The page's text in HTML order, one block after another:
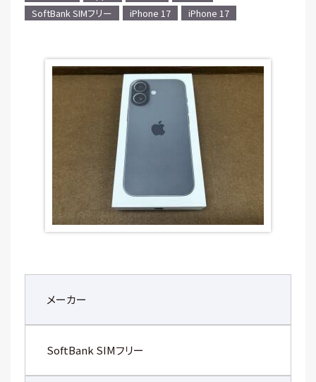
SoftBank SIMフリー
iPhone 17 iPhone 17
メーカー
SoftBank SIMフリー